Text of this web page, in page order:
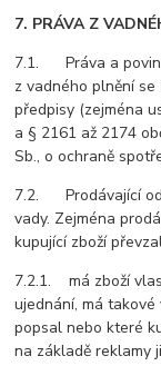
7. PRÁVA Z
7.1. Práva a
z vadného plnění
předpisy (zejména
a § 2161 až 2174
Sb., o ochraně
7.2. Prodávající
vady. Zejména
kupující zboží
7.2.1. má zboží
ujednání, má
popsal nebo které
na základě reklamy